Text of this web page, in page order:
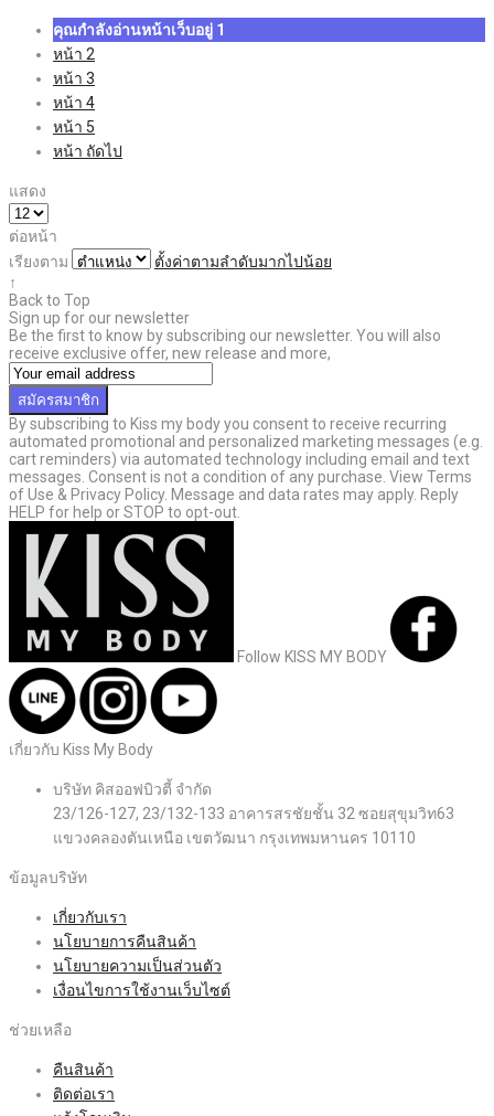
คุณกำลังอ่านหน้าเว็บอยู่ 1
หน้า 2
หน้า 3
หน้า 4
หน้า 5
หน้า ถัดไป
แสดง
ต่อหน้า
เรียงตาม
ตั้งค่าตามลำดับมากไปน้อย
↑
Back to Top
Sign up for our newsletter
Be the first to know by subscribing our newsletter. You will also
receive exclusive offer, new release and more,
สมัครสมาชิก
By subscribing to Kiss my body you consent to receive recurring
automated promotional and personalized marketing messages (e.g.
cart reminders) via automated technology including email and text
messages. Consent is not a condition of any purchase. View Terms
of Use & Privacy Policy. Message and data rates may apply. Reply
HELP for help or STOP to opt-out.
Follow KISS MY BODY
เกี่ยวกับ Kiss My Body
บริษัท คิสออฟบิวตี้ จำกัด
23/126-127, 23/132-133 อาคารสรชัยชั้น 32 ซอยสุขุมวิท63
แขวงคลองตันเหนือ เขตวัฒนา กรุงเทพมหานคร 10110
ข้อมูลบริษัท
เกี่ยวกับเรา
นโยบายการคืนสินค้า
นโยบายความเป็นส่วนตัว
เงื่อนไขการใช้งานเว็บไซต์
ช่วยเหลือ
คืนสินค้า
ติดต่อเรา